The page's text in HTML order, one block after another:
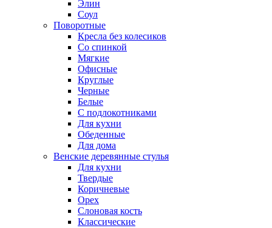
Элин
Соул
Поворотные
Кресла без колесиков
Со спинкой
Мягкие
Офисные
Круглые
Черные
Белые
С подлокотниками
Для кухни
Обеденные
Для дома
Венские деревянные стулья
Для кухни
Твердые
Коричневые
Орех
Слоновая кость
Классические